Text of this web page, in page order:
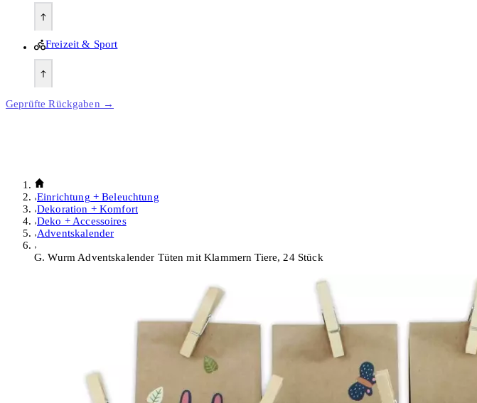
Freizeit & Sport
Geprüfte Rückgaben →
Einrichtung + Beleuchtung
Dekoration + Komfort
Deko + Accessoires
Adventskalender
G. Wurm Adventskalender Tüten mit Klammern Tiere, 24 Stück